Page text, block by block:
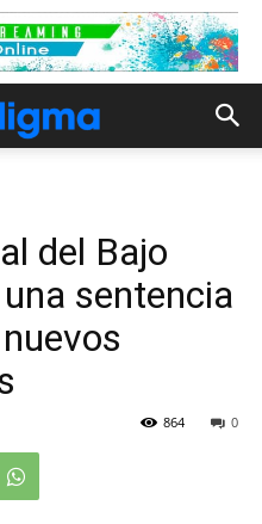
del Bajo
sentencia
0
864